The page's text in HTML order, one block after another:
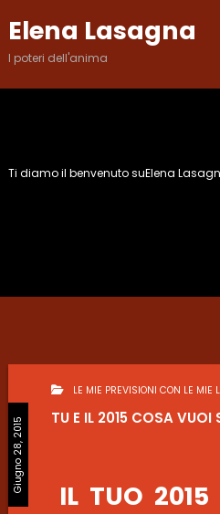
contenuto
Elena Lasagna
I poteri dell'anima
Ti diamo il benvenuto suElena
Giugno 28, 2015
LE MIE PREVISIONI CON LE MIE
TU E IL 2015 COSA VUOI
IL TUO